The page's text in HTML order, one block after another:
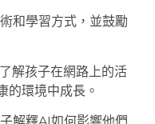
和學習方式，並鼓勵
了解孩子在網路上的活
的環境中成長。